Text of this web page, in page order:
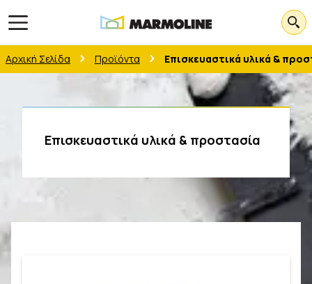
Open main menu
Αρχική Σελίδα Προϊόντα Επισκευαστικά υλικά &
Επισκευαστικά υλικά & προστασία